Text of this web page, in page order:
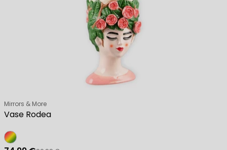
Vase Rodea
Verkäufer:
Mirrors & More